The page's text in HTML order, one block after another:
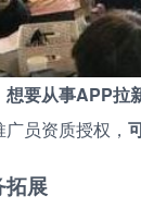
想要从事APP拉
员资质授权，
展